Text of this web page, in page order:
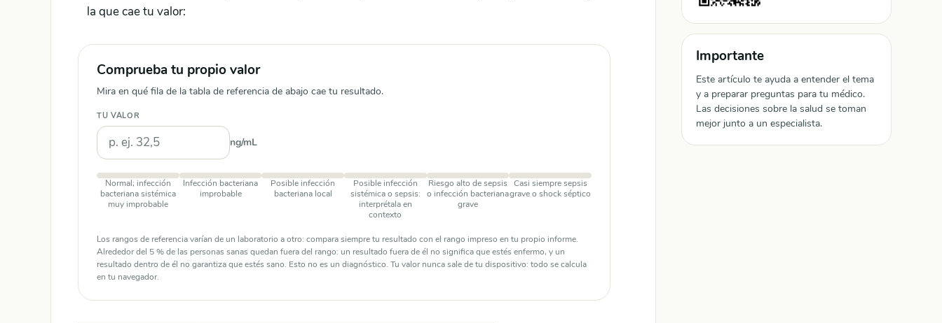
la que cae tu valor:
Comprueba tu propio valor
Mira en qué fila de la tabla de referencia de abajo cae tu resultado.
TU VALOR
ng/mL
Normal; infección
bacteriana sistémica
muy improbable
Infección bacteriana
improbable
Posible infección
bacteriana local
Posible infección
sistémica o sepsis:
interprétala en
contexto
Riesgo alto de sepsis
o infección bacteriana
grave
Casi siempre sepsis
grave o shock séptico
Los rangos de referencia varían de un laboratorio a otro: compara siempre tu resultado con el rango impreso en tu propio informe.
Alrededor del 5 % de las personas sanas quedan fuera del rango: un resultado fuera de él no significa que estés enfermo, y un
resultado dentro de él no garantiza que estés sano. Esto no es un diagnóstico. Tu valor nunca sale de tu dispositivo: todo se calcula
en tu navegador.
Importante
Este artículo te ayuda a entender el tema
y a preparar preguntas para tu médico.
Las decisiones sobre la salud se toman
mejor junto a un especialista.